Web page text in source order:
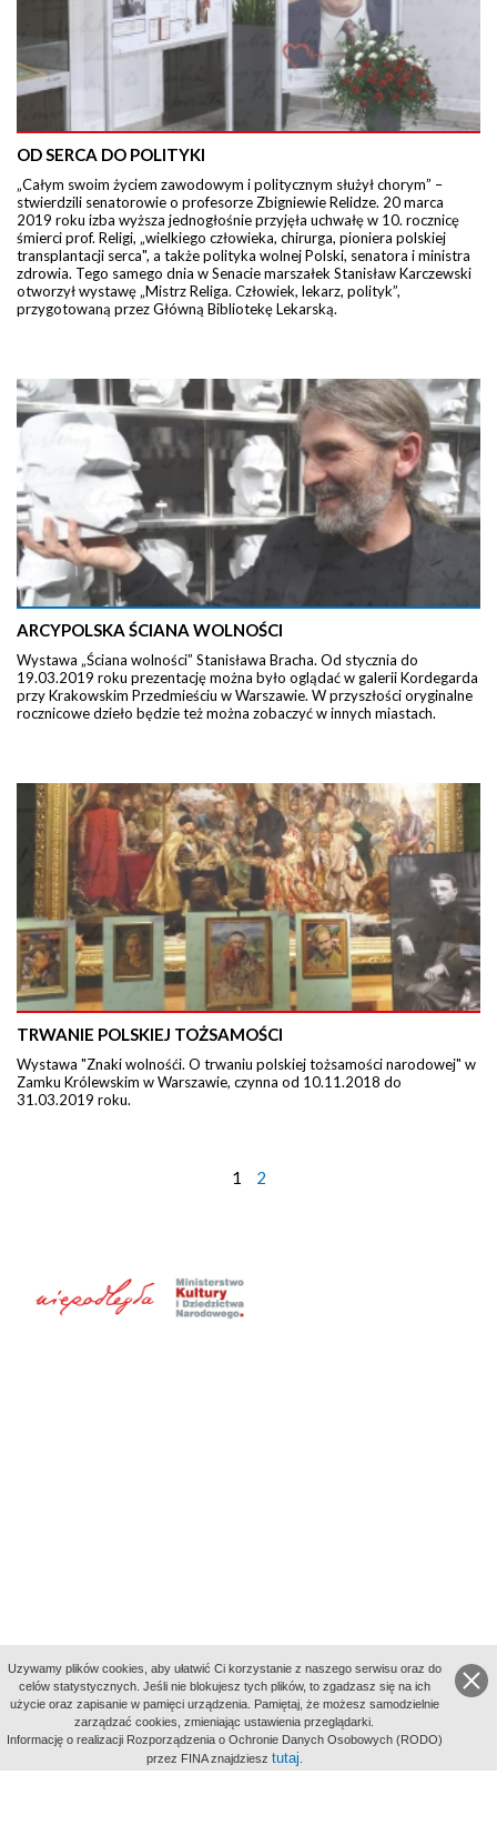
OD SERCA DO POLITYKI
„Całym swoim życiem zawodowym i politycznym służył chorym” –
stwierdzili senatorowie o profesorze Zbigniewie Relidze. 20 marca
2019 roku izba wyższa jednogłośnie przyjęła uchwałę w 10. rocznicę
śmierci prof. Religi, „wielkiego człowieka, chirurga, pioniera polskiej
transplantacji serca", a także polityka wolnej Polski, senatora i ministra
zdrowia. Tego samego dnia w Senacie marszałek Stanisław Karczewski
otworzył wystawę „Mistrz Religa. Człowiek, lekarz, polityk”,
przygotowaną przez Główną Bibliotekę Lekarską.
ARCYPOLSKA ŚCIANA WOLNOŚCI
Wystawa „Ściana wolności” Stanisława Bracha. Od stycznia do
19.03.2019 roku prezentację można było oglądać w galerii Kordegarda
przy Krakowskim Przedmieściu w Warszawie. W przyszłości oryginalne
rocznicowe dzieło będzie też można zobaczyć w innych miastach.
TRWANIE POLSKIEJ TOŻSAMOŚCI
Wystawa "Znaki wolnośći. O trwaniu polskiej tożsamości narodowej" w
Zamku Królewskim w Warszawie, czynna od 10.11.2018 do
31.03.2019 roku.
1 2
aktywności
Uzywamy plików cookies, aby ułatwić Ci korzystanie z naszego serwisu oraz do
celów statystycznych. Jeśli nie blokujesz tych plików, to zgadzasz się na ich
użycie oraz zapisanie w pamięci urządzenia. Pamiętaj, że możesz samodzielnie
zarządzać cookies, zmieniając ustawienia przeglądarki.
Informację o realizacji Rozporządzenia o Ochronie Danych Osobowych (RODO)
przez FINA znajdziesz tutaj